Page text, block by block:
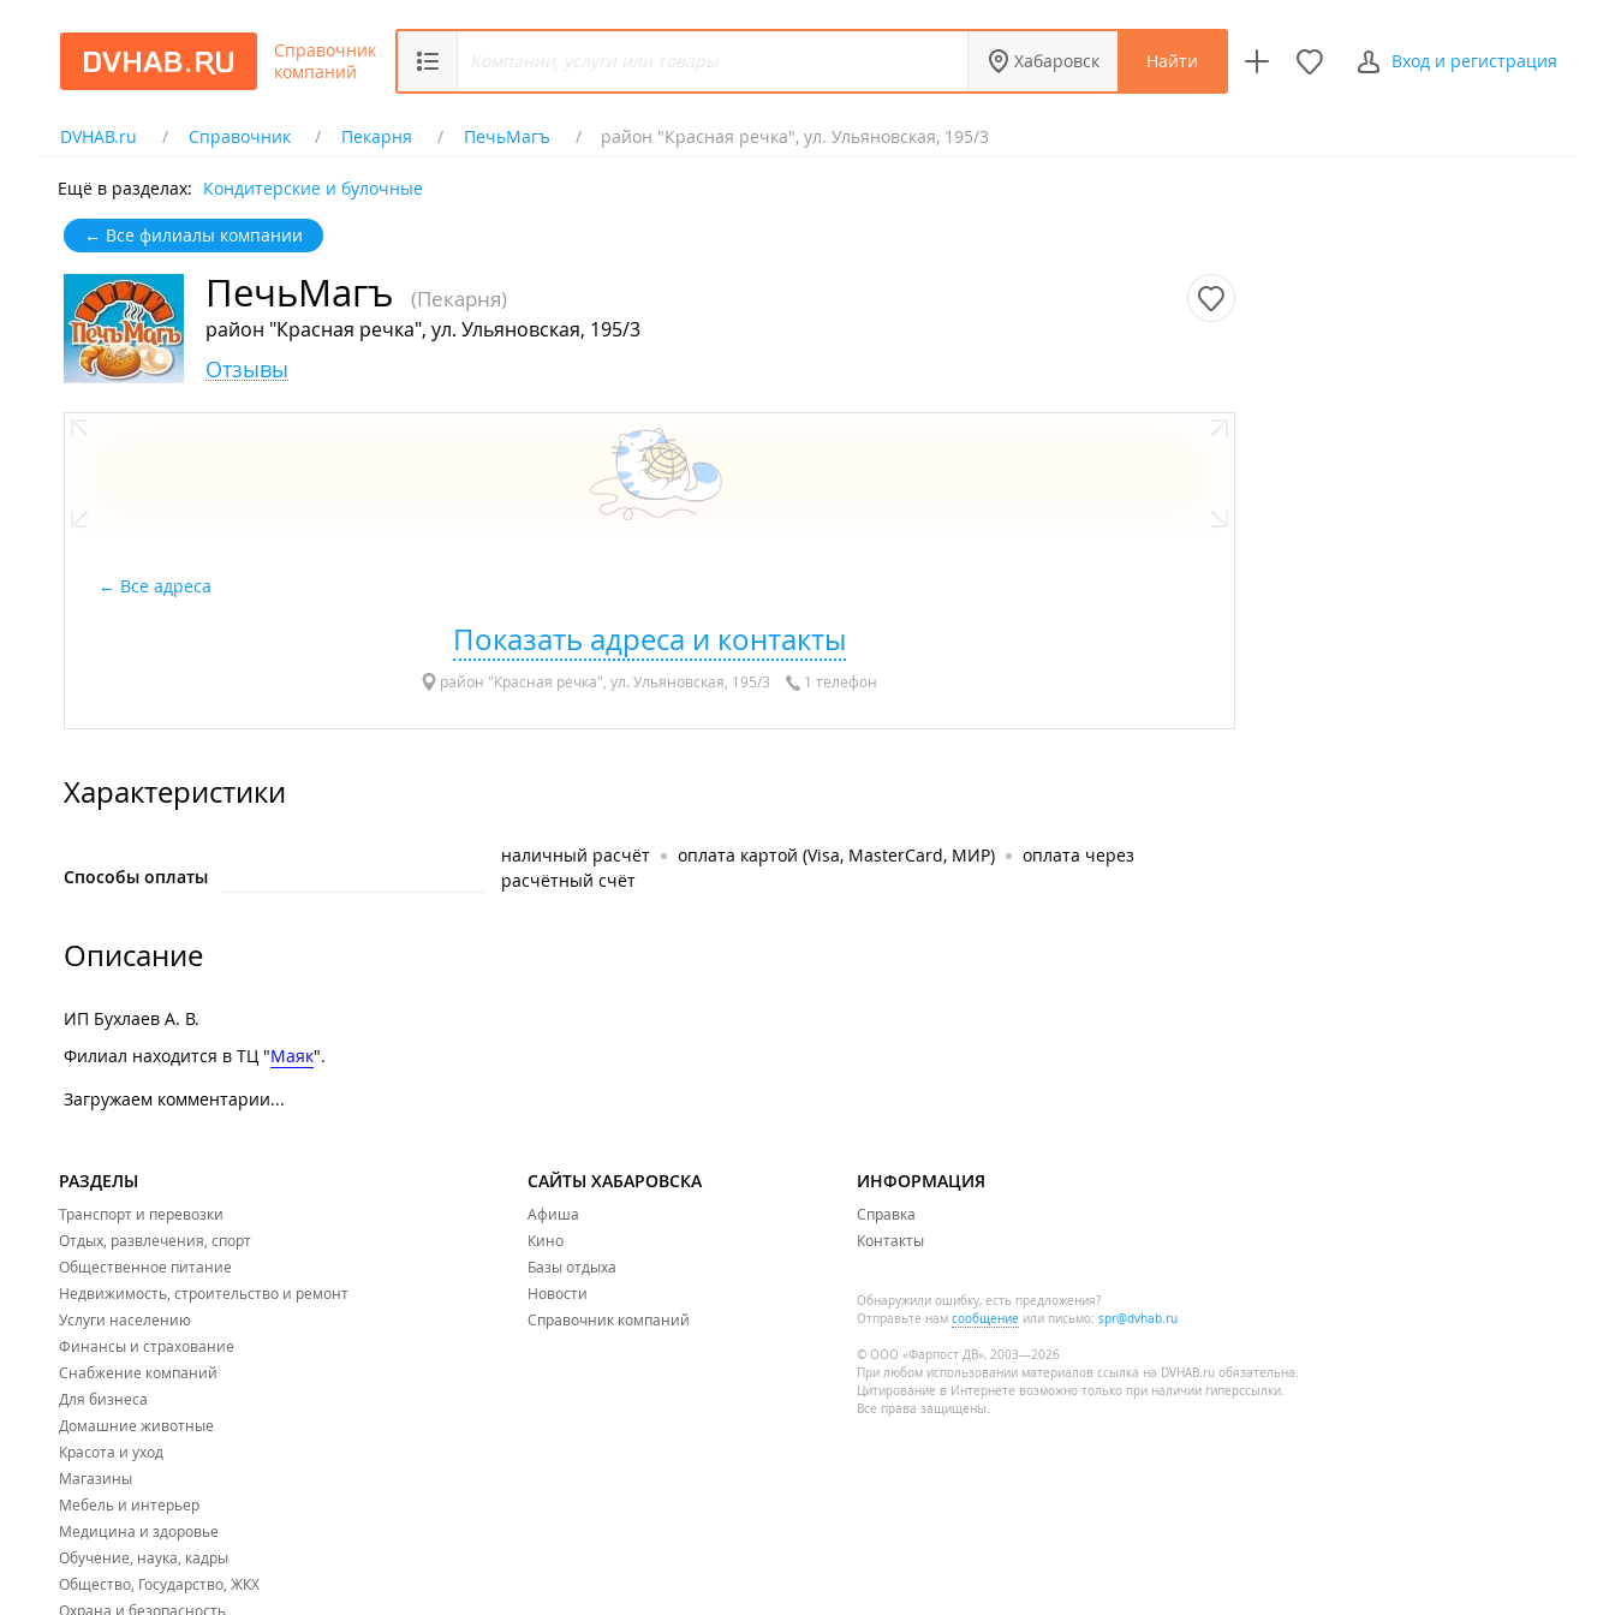
Справочник
компаний
Хабаровск Найти Вход и регистрация
DVHAB.ru Справочник Пекарня ПечьМагъ район "Красная речка", ул. Ульяновская, 195/3
Ещё в разделах: Кондитерские и булочные
← Все филиалы компании
ПечьМагъ (Пекарня)
район "Красная речка", ул. Ульяновская, 195/3
Отзывы
Все адреса
Показать адреса и контакты
район "Красная речка", ул. Ульяновская, 195/3 1 телефон
Характеристики
Способы оплаты
наличный расчёт оплата картой (Visa, MasterCard, МИР)
оплата через
расчётный счёт
Описание
ИП Бухлаев А. В.
Филиал находится в ТЦ "Маяк".
Загружаем комментарии...
РАЗДЕЛЫ
Транспорт и перевозки
Отдых, развлечения, спорт
Общественное питание
Недвижимость, строительство и ремонт
Услуги населению
Финансы и страхование
Снабжение компаний
Для бизнеса
Домашние животные
Красота и уход
Магазины
Мебель и интерьер
Медицина и здоровье
Обучение, наука, кадры
Общество, Государство, ЖКХ
Охрана и безопасность
САЙТЫ ХАБАРОВСКА
Афиша
Кино
Базы отдыха
Новости
Справочник компаний
ИНФОРМАЦИЯ
Справка
Контакты
Обнаружили ошибку, есть предложения?
Отправьте нам сообщение или письмо: spr@dvhab.ru
© ООО «Фарпост ДВ», 2003—2026
При любом использовании материалов ссылка на DVHAB.ru обязательна.
Цитирование в Интернете возможно только при наличии гиперссылки.
Все права защищены.